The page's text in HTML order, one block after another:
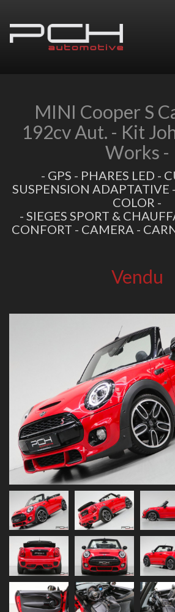
MINI Cooper S
192cv Aut. - Kit
Works -
- GPS - PHARES LED -
SUSPENSION ADAPTATIVE
COLOR -
- SIEGES SPORT &
CONFORT - CAMERA -
Vendu